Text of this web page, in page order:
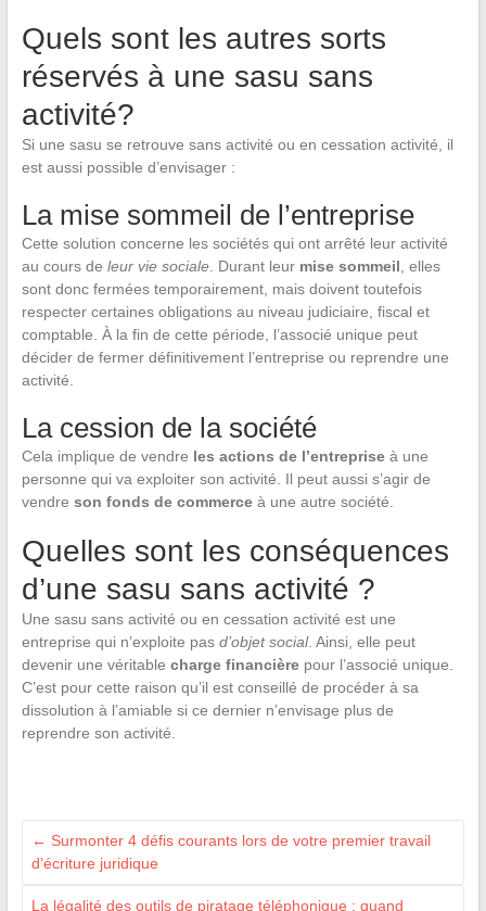
Quels sont les autres sorts
réservés à une sasu sans
activité?
Si une sasu se retrouve sans activité ou en cessation activité, il
est aussi possible d’envisager :
La mise sommeil de l’entreprise
Cette solution concerne les sociétés qui ont arrêté leur activité
au cours de leur vie sociale. Durant leur mise sommeil , elles
sont donc fermées temporairement, mais doivent toutefois
respecter certaines obligations au niveau judiciaire, fiscal et
comptable. À la fin de cette période, l’associé unique peut
décider de fermer définitivement l’entreprise ou reprendre une
activité.
La cession de la société
Cela implique de vendre les actions de l’entrepriseà une
personne qui va exploiter son activité. Il peut aussi s’agir de
vendre son fonds de commerceà une autre société.
Quelles sont les conséquences
d’une sasu sans activité ?
Une sasu sans activité ou en cessation activité est une
entreprise qui n’exploite pas d’objet social. Ainsi, elle peut
devenir une véritable charge financièrepour l’associé unique.
C’est pour cette raison qu’il est conseillé de procéder à sa
dissolution à l’amiable si ce dernier n’envisage plus de
reprendre son activité.
← Surmonter 4 défis courants lors de votre premier travail
d’écriture juridique
La légalité des outils de piratage téléphonique : quand